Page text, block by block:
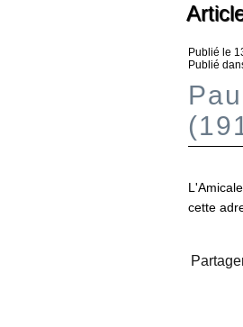
Publié le
Publié
cette